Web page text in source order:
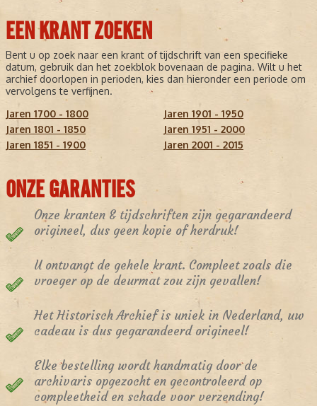
EEN KRANT ZOEKEN
Bent u op zoek naar een krant of tijdschrift van een specifieke
datum, gebruik dan het zoekblok bovenaan de pagina. Wilt u het
archief doorlopen in perioden, kies dan hieronder een periode om
vervolgens te verfijnen.
Jaren 1700 - 1800
Jaren 1801 - 1850
Jaren 1851 - 1900
Jaren 1901 - 1950
Jaren 1951 - 2000
Jaren 2001 - 2015
ONZE GARANTIES
Onze kranten & tijdschriften zijn gegarandeerd
origineel, dus geen kopie of herdruk!
U ontvangt de gehele krant. Compleet zoals die
vroeger op de deurmat zou zijn gevallen!
Het Historisch Archief is uniek in Nederland, uw
cadeau is dus gegarandeerd origineel!
Elke bestelling wordt handmatig door de
archivaris opgezocht en gecontroleerd op
compleetheid en schade voor verzending!